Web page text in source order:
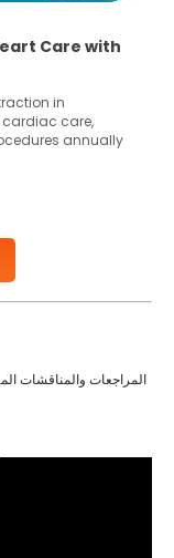
Care with
in
care,
annually
and
المراجعات والمناقشات